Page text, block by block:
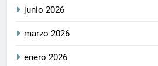
junio 2026
marzo 2026
enero 2026